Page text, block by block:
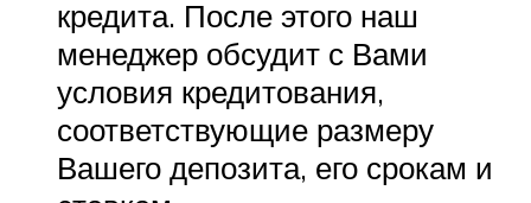
кредита. После этого наш
менеджер обсудит с Вами
условия кредитования,
соответствующие размеру
Вашего депозита, его срокам и